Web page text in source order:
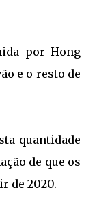
por Hong
e o resto de
quantidade
de que os
de 2020.